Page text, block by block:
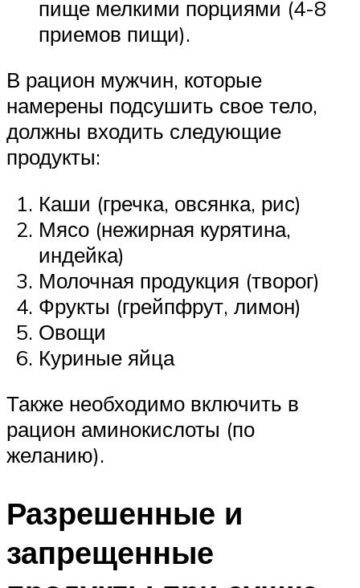
пище мелкими порциями (4-8
приемов пищи).
В рацион мужчин, которые
намерены подсушить свое тело,
должны входить следующие
продукты:
Каши (гречка, овсянка, рис)
Мясо (нежирная курятина,
индейка)
Молочная продукция (творог)
Фрукты (грейпфрут, лимон)
Овощи
Куриные яйца
Также необходимо включить в
рацион аминокислоты (по
желанию).
Разрешенные и
запрещенные